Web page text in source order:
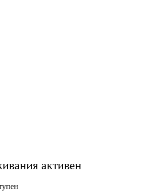
активен